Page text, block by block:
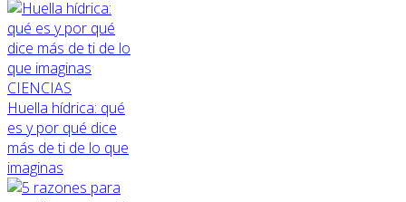
CIENCIAS
Huella hídrica: qué
es y por qué dice
más de ti de lo que
imaginas